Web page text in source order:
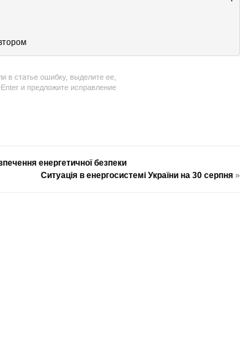
в статье ошибку, выделите ее,
и предложите исправление
енергетичної безпеки
Ситуація в енергосистемі України на 30 серпня»